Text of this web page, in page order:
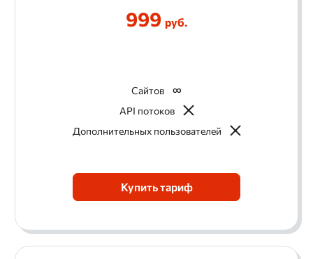
999 руб.
Сайтов
API потоков
Дополнительных пользователей
Купить тариф